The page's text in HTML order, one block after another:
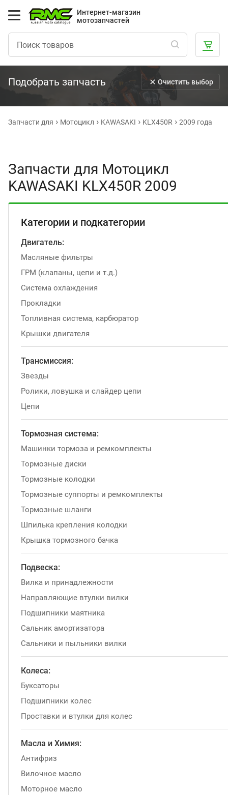
Интернет-магазин
мотозапчастей
Подобрать запчасть Очистить выбор
Запчасти для Мотоцикл KAWASAKI KLX450R 2009 года
Запчасти для Мотоцикл
KAWASAKI KLX450R 2009
Категории и подкатегории
Двигатель:
Масляные фильтры
ГРМ (клапаны, цепи и т.д.)
Система охлаждения
Прокладки
Топливная система, карбюратор
Крышки двигателя
Трансмиссия:
Звезды
Ролики, ловушка и слайдер цепи
Цепи
Тормозная система:
Машинки тормоза и ремкомплекты
Тормозные диски
Тормозные колодки
Тормозные суппорты и ремкомплекты
Тормозные шланги
Шпилька крепления колодки
Крышка тормозного бачка
Подвеска:
Вилка и принадлежности
Направляющие втулки вилки
Подшипники маятника
Сальник амортизатора
Сальники и пыльники вилки
Колеса:
Буксаторы
Подшипники колес
Проставки и втулки для колес
Масла и Химия:
Антифриз
Вилочное масло
Моторное масло